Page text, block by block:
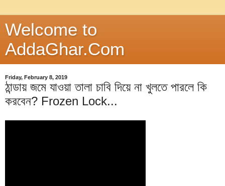
Welcome to
AddaGhar.Com
Friday, February 8, 2019
ঠান্ডায় জমে যাওয়া তালা চাবি দিয়ে না খুলতে পারলে কি
করবেন? Frozen Lock...